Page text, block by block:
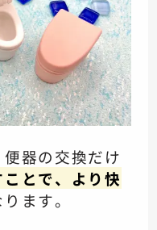
器の交換だけ
とで、より快
ます。